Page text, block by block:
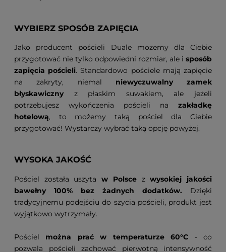
WYBIERZ SPOSÓB ZAPIĘCIA
Jako producent pościeli Duale możemy dla Ciebie
przygotować nie tylko odpowiedni rozmiar, ale i sposób
zapięcia pościeli. Standardowo pościele mają zapięcie
na zakryty, niemal niewyczuwalny zamek
błyskawicznyz płaskim suwakiem, ale jeżeli
potrzebujesz wykończenia pościeli na zakładkę
hotelową, to możemy taką pościel dla Ciebie
przygotować! Wystarczy wybrać taką opcję powyżej.
WYSOKA JAKOŚĆ
Pościel została uszytaw Polscezwysokiej jakości
bawełny 100% bez żadnych dodatków. Dzięki
tradycyjnemu podejściu do szycia pościeli, produkt jest
wyjątkowo wytrzymały.
Pościel można prać w temperaturze 60°C - co
pozwala pościeli zachować pierwotną intensywność